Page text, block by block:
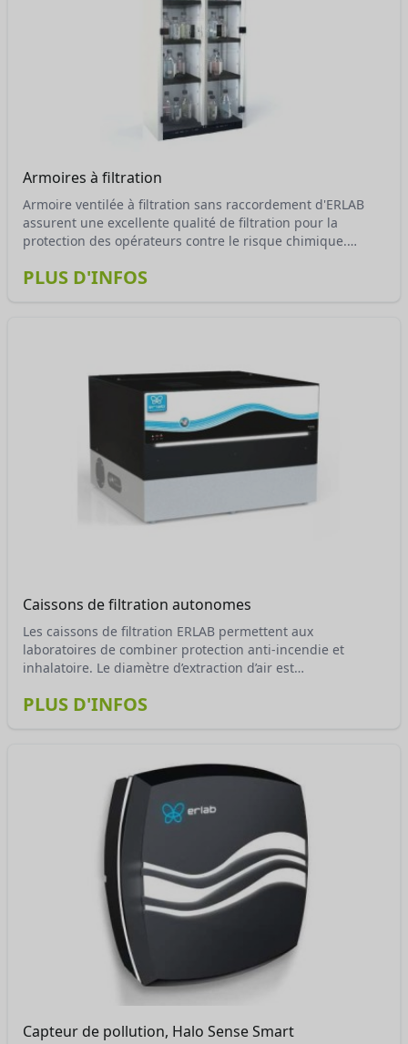
Armoires à filtration
Armoire ventilée à filtration sans raccordement d'ERLAB
assurent une excellente qualité de filtration pour la
protection des opérateurs contre le risque chimique.
vision optimale des produits rangés et les avertit en cas
PLUS D'INFOS
Caissons de filtration autonomes
Les caissons de filtration ERLAB permettent aux
laboratoires de combiner protection anti-incendie et
inhalatoire. Le diamètre d’extraction d’air est
stockage (Asecos, Duperthal **…). La recirculation d’air
sont éliminées grâce au système de filtration de l’armoire.
PLUS D'INFOS
Capteur de pollution, Halo Sense Smart